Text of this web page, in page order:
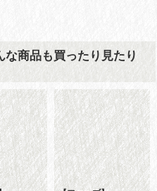
商品も買ったり見たり